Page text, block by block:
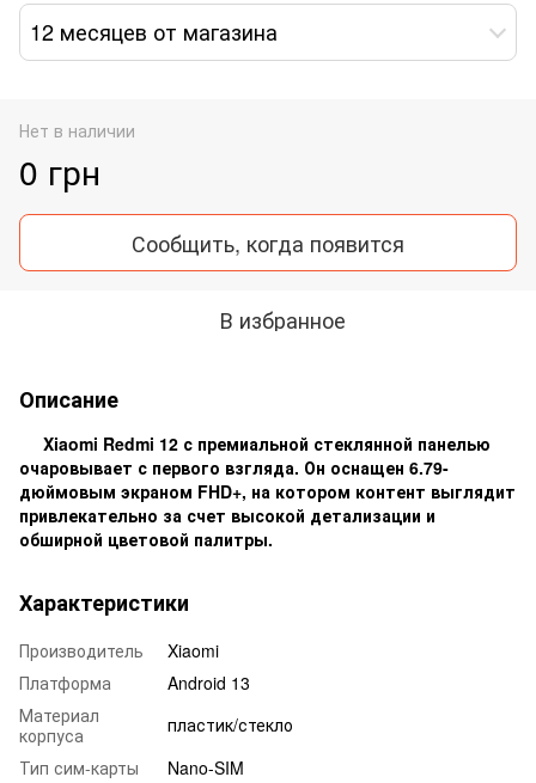
12 месяцев от магазина
Нет в наличии
0 грн
Сообщить, когда появится
В избранное
Описание
Xiaomi Redmi 12 с премиальной стеклянной панелью
очаровывает с первого взгляда. Он оснащен 6.79-
дюймовым экраном FHD+, на котором контент выглядит
привлекательно за счет высокой детализации и
обширной цветовой палитры.
Характеристики
Производитель
Xiaomi
Платформа
Android 13
Материал
корпуса
пластик/стекло
Тип сим-карты
Nano-SIM